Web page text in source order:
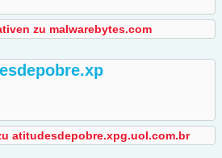
zu malwarebytes.com
atitudesdepobre.xpg.uol.com.br